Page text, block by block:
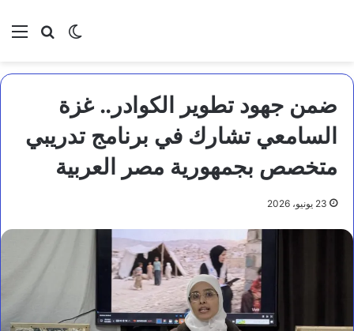
بحثالوضع
ضمن جهود تطوير الكوادر.. غزة
السامعي تشارك في برنامج تدريبي
متخصص بجمهورية مصر العربية
23 يونيو، 2026